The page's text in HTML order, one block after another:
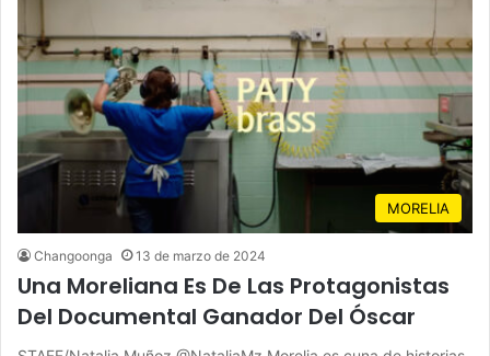
MORELIA
Changoonga 13 de marzo de 2024
Una Moreliana Es De Las Protagonistas
Del Documental Ganador Del Óscar